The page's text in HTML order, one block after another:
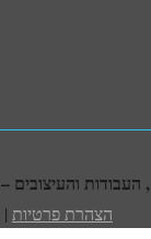
הצהרת פרטיות |